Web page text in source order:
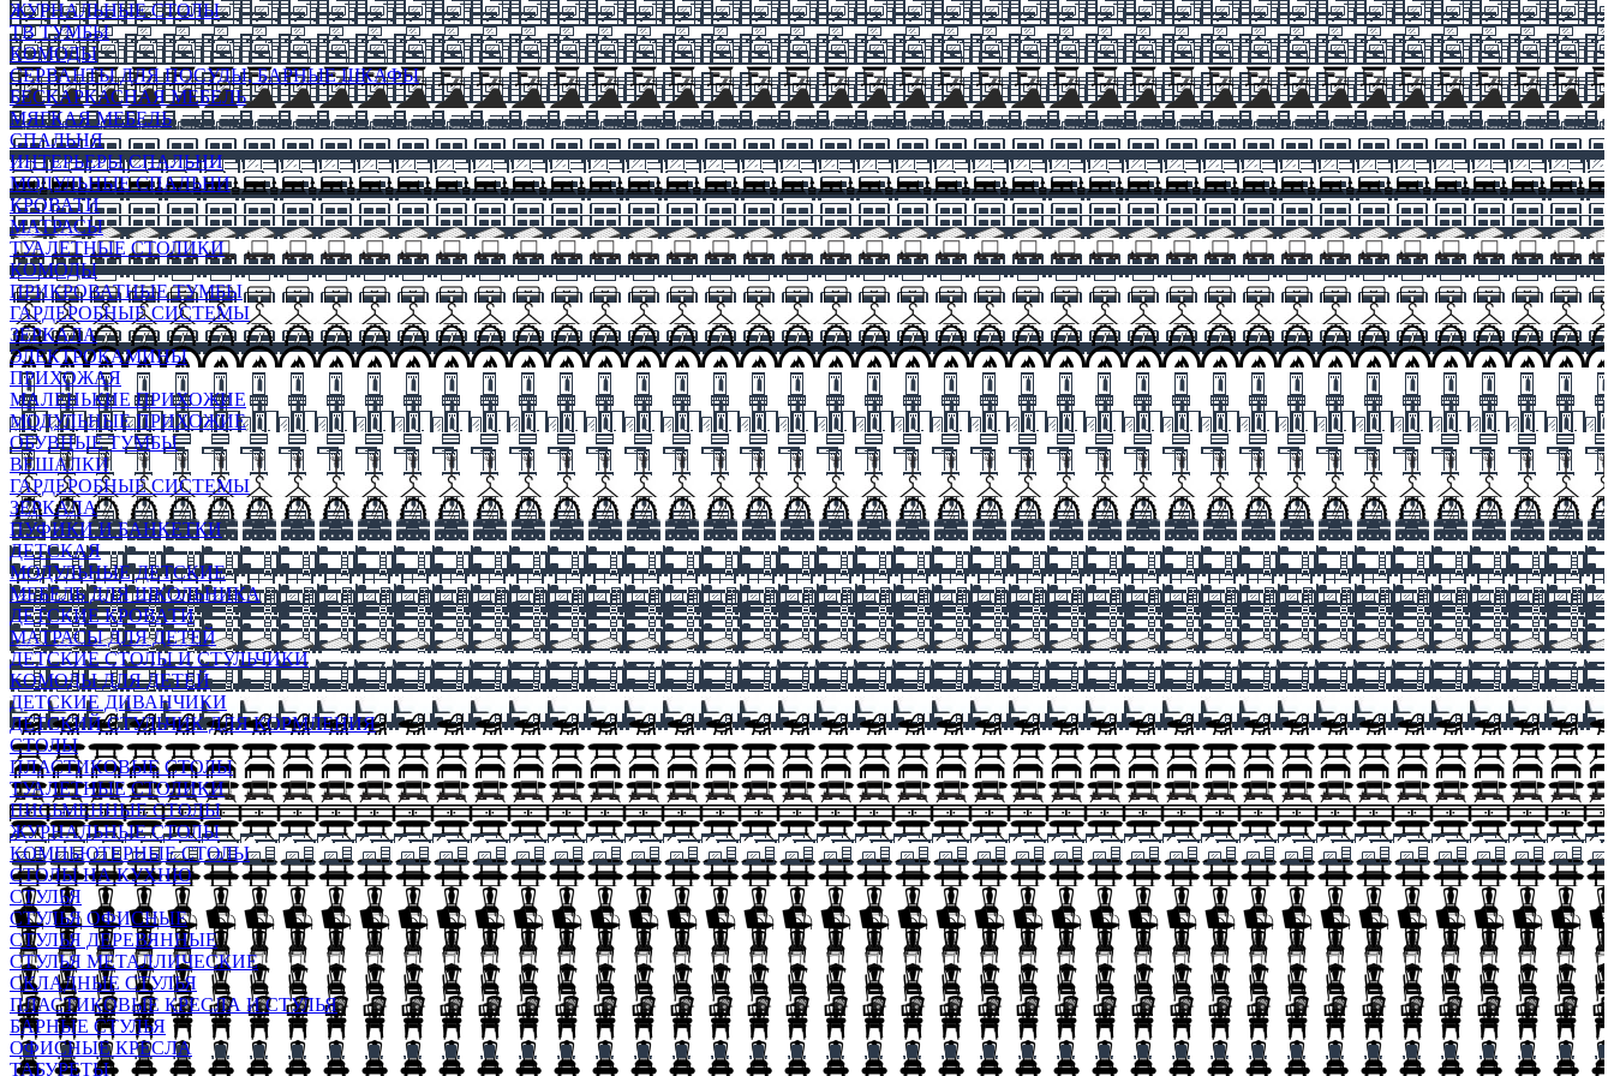
ЖУРНАЛЬНЫЕ СТОЛЫ
ТВ ТУМБЫ
КОМОДЫ
СЕРВАНТЫ ДЛЯ ПОСУДЫ, БАРНЫЕ ШКАФЫ
БЕСКАРКАСНАЯ МЕБЕЛЬ
МЯГКАЯ МЕБЕЛЬ
СПАЛЬНЯ
ИНТЕРЬЕРЫ СПАЛЬНИ
МОДУЛЬНЫЕ СПАЛЬНИ
КРОВАТИ
МАТРАСЫ
ТУАЛЕТНЫЕ СТОЛИКИ
КОМОДЫ
ПРИКРОВАТНЫЕ ТУМБЫ
ГАРДЕРОБНЫЕ СИСТЕМЫ
ЗЕРКАЛА
ЭЛЕКТРОКАМИНЫ
ПРИХОЖАЯ
МАЛЕНЬКИЕ ПРИХОЖИЕ
МОДУЛЬНЫЕ ПРИХОЖИЕ
ОБУВНЫЕ ТУМБЫ
ВЕШАЛКИ
ГАРДЕРОБНЫЕ СИСТЕМЫ
ЗЕРКАЛА
ПУФИКИ И БАНКЕТКИ
ДЕТСКАЯ
МОДУЛЬНЫЕ ДЕТСКИЕ
МЕБЕЛЬ ДЛЯ ШКОЛЬНИКА
ДЕТСКИЕ КРОВАТИ
МАТРАСЫ ДЛЯ ДЕТЕЙ
ДЕТСКИЕ СТОЛЫ И СТУЛЬЧИКИ
КОМОДЫ ДЛЯ ДЕТЕЙ
ДЕТСКИЕ ДИВАНЧИКИ
ДЕТСКИЙ СТУЛЬЧИК ДЛЯ КОРМЛЕНИЯ
СТОЛЫ
ПЛАСТИКОВЫЕ СТОЛЫ
ТУАЛЕТНЫЕ СТОЛИКИ
ПИСЬМЕННЫЕ СТОЛЫ
ЖУРНАЛЬНЫЕ СТОЛЫ
КОМПЬЮТЕРНЫЕ СТОЛЫ
СТОЛЫ НА КУХНЮ
СТУЛЬЯ
СТУЛЬЯ ОФИСНЫЕ
СТУЛЬЯ ДЕРЕВЯННЫЕ
СТУЛЬЯ МЕТАЛЛИЧЕСКИЕ
СКЛАДНЫЕ СТУЛЬЯ
ПЛАСТИКОВЫЕ КРЕСЛА И СТУЛЬЯ
БАРНЫЕ СТУЛЬЯ
ОФИСНЫЕ КРЕСЛА
ТАБУРЕТЫ